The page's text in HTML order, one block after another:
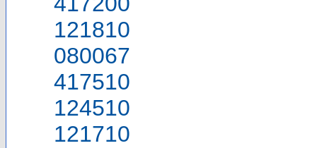
121810
080067
417510
124510
121710